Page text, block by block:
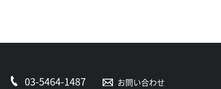
03-5464-1487 お問い合わせ